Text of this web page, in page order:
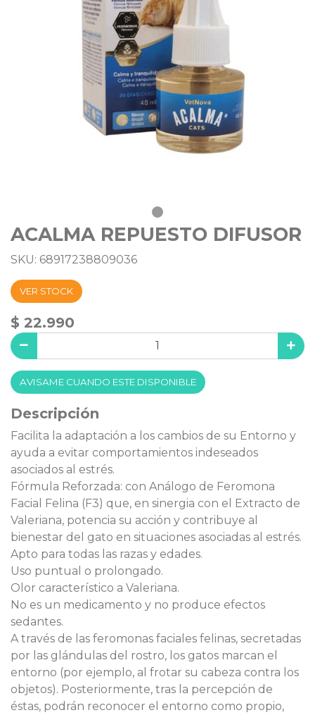
ACALMA REPUESTO DIFUSOR
SKU: 68917238809036
VER STOCK
$ 22.990
AVISAME CUANDO ESTE DISPONIBLE
Descripción
Facilita la adaptación a los cambios de su Entorno y
ayuda a evitar comportamientos indeseados
asociados al estrés.
Fórmula Reforzada: con Análogo de Feromona
Facial Felina (F3) que, en sinergia con el Extracto de
Valeriana, potencia su acción y contribuye al
bienestar del gato en situaciones asociadas al estrés.
Apto para todas las razas y edades.
Uso puntual o prolongado.
Olor característico a Valeriana.
No es un medicamento y no produce efectos
sedantes.
A través de las feromonas faciales felinas, secretadas
por las glándulas del rostro, los gatos marcan el
entorno (por ejemplo, al frotar su cabeza contra los
objetos). Posteriormente, tras la percepción de
éstas, podrán reconocer el entorno como propio,